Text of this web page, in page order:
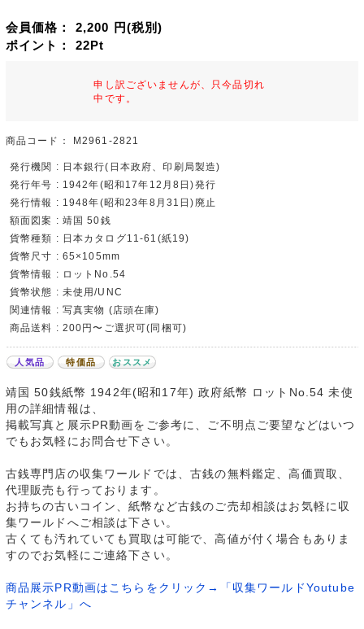
会員価格： 2,200 円(税別)
ポイント： 22Pt
申し訳ございませんが、只今品切れ
中です。
商品コード： M2961-2821
発行機関 : 日本銀行(日本政府、印刷局製造)
発行年号 : 1942年(昭和17年12月8日)発行
発行情報 : 1948年(昭和23年8月31日)廃止
額面図案 : 靖国 50銭
貨幣種類 : 日本カタログ11-61(紙19)
貨幣尺寸 : 65×105mm
貨幣情報 : ロットNo.54
貨幣状態 : 未使用/UNC
関連情報 : 写真実物 (店頭在庫)
商品送料 : 200円〜ご選択可(同梱可)
人気品 特価品 おススメ
靖国 50銭紙幣 1942年(昭和17年) 政府紙幣 ロットNo.54 未使
用の詳細情報は、
掲載写真と展示PR動画をご参考に、ご不明点ご要望などはいつ
でもお気軽にお問合せ下さい。
古銭専門店の収集ワールドでは、古銭の無料鑑定、高価買取、
代理販売も行っております。
お持ちの古いコイン、紙幣など古銭のご売却相談はお気軽に収
集ワールドへご相談は下さい。
古くても汚れていても買取は可能で、高値が付く場合もありま
すのでお気軽にご連絡下さい。
商品展示PR動画はこちらをクリック→「収集ワールドYoutube
チャンネル」へ